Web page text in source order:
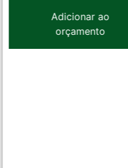
Adicionar ao
orçamento